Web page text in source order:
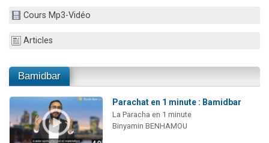
29 personnes viennent de demander une bénédiction
Cours Mp3-Vidéo
Articles
Bamidbar
Parachat en 1 minute : Bamidbar
La Paracha en 1 minute
Binyamin BENHAMOU